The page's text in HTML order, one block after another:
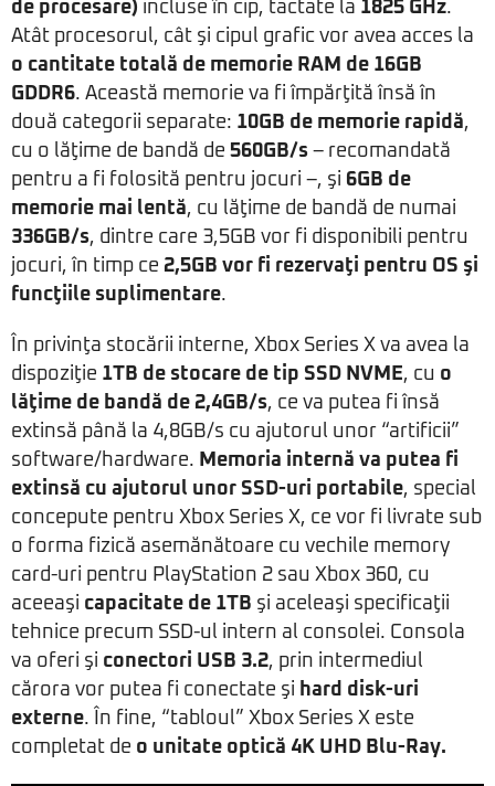
de procesare) incluse în cip, tactate la 1825 GHz.
Atât procesorul, cât şi cipul grafic vor avea acces la
o cantitate totală de memorie RAM de 16GB
GDDR6. Această memorie va fi împărţită însă în
două categorii separate: 10GB de memorie rapidă,
cu o lăţime de bandă de 560GB/s – recomandată
pentru a fi folosită pentru jocuri –, şi 6GB de
memorie mai lentă, cu lăţime de bandă de numai
336GB/s, dintre care 3,5GB vor fi disponibili pentru
jocuri, în timp ce 2,5GB vor fi rezervaţi pentru OS şi
funcţiile suplimentare.
În privinţa stocării interne, Xbox Series X va avea la
dispoziţie 1TB de stocare de tip SSD NVME, cu o
lăţime de bandă de 2,4GB/s, ce va putea fi însă
extinsă până la 4,8GB/s cu ajutorul unor “artificii”
software/hardware. Memoria internă va putea fi
extinsă cu ajutorul unor SSD-uri portabile, special
concepute pentru Xbox Series X, ce vor fi livrate sub
o forma fizică asemănătoare cu vechile memory
card-uri pentru PlayStation 2 sau Xbox 360, cu
aceeaşi capacitate de 1TB şi aceleaşi specificaţii
tehnice precum SSD-ul intern al consolei. Consola
va oferi şi conectori USB 3.2, prin intermediul
cărora vor putea fi conectate şi hard disk-uri
externe. În fine, “tabloul” Xbox Series X este
completat de o unitate optică 4K UHD Blu-Ray.